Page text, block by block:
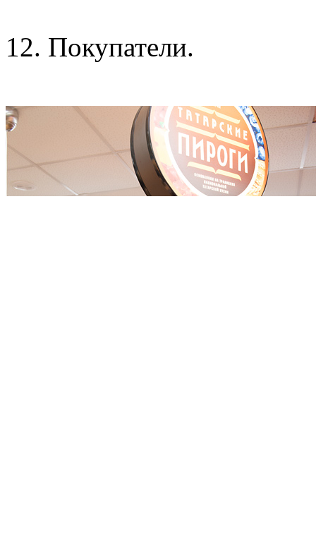
12. Покупатели.